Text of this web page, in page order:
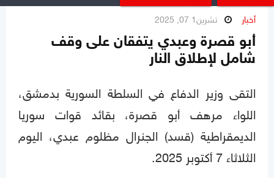
أخبار تشرين1 07, 2025
أبو قصرة وعبدي يتفقان على وقف
شامل لإطلاق النار
التقى وزير الدفاع في السلطة السورية بدمشق،
اللواء مرهف أبو قصرة، بقائد قوات سوريا
الديمقراطية (قسد) الجنرال مظلوم عبدي، اليوم
الثلاثاء 7 أكتوبر 2025.